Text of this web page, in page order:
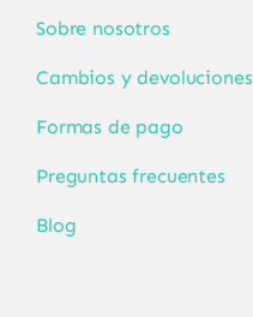
Sobre nosotros
Cambios y devoluciones
Formas de pago
Preguntas frecuentes
Blog